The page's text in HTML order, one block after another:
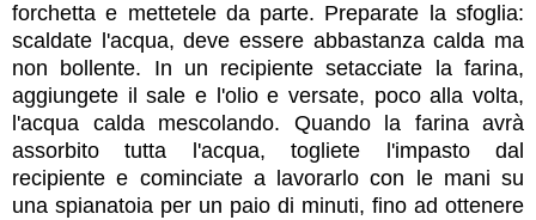
forchetta e mettetele da parte. Preparate la sfoglia:
scaldate l'acqua, deve essere abbastanza calda ma
non bollente. In un recipiente setacciate la farina,
aggiungete il sale e l'olio e versate, poco alla volta,
l'acqua calda mescolando. Quando la farina avrà
assorbito tutta l'acqua, togliete l'impasto dal
recipiente e cominciate a lavorarlo con le mani su
una spianatoia per un paio di minuti, fino ad ottenere